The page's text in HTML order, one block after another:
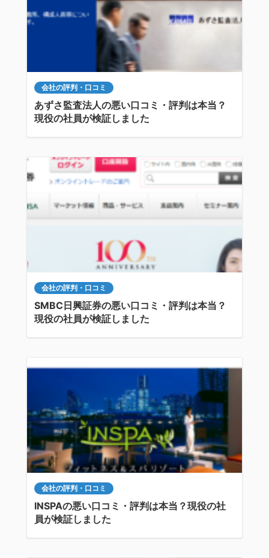
会社の評判・口コミ
あずさ監査法人の悪い口コミ・評判は本当？
現役の社員が検証しました
会社の評判・口コミ
SMBC日興証券の悪い口コミ・評判は本当？
現役の社員が検証しました
会社の評判・口コミ
INSPAの悪い口コミ・評判は本当？現役の社
員が検証しました